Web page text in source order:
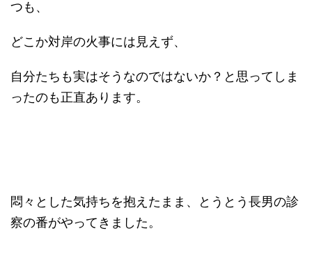
つも、
どこか対岸の火事には見えず、
自分たちも実はそうなのではないか？と思ってしま
ったのも正直あります。
悶々とした気持ちを抱えたまま、とうとう長男の診
察の番がやってきました。